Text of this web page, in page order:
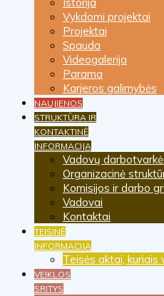
Vykdomi projektai
Projektai
Spauda
Videogalerija
Parama
Karjeros galimybės
NAUJIENOS
STRUKTŪRA IR
KONTAKTINĖ
INFORMACIJA
Vadovų
Organizacinė
Komisijos ir darbo
Vadovai
Kontaktai
TEISINĖ
INFORMACIJA
Teisės aktai,
VEIKLOS
SRITYS